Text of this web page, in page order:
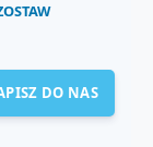
DO NAS